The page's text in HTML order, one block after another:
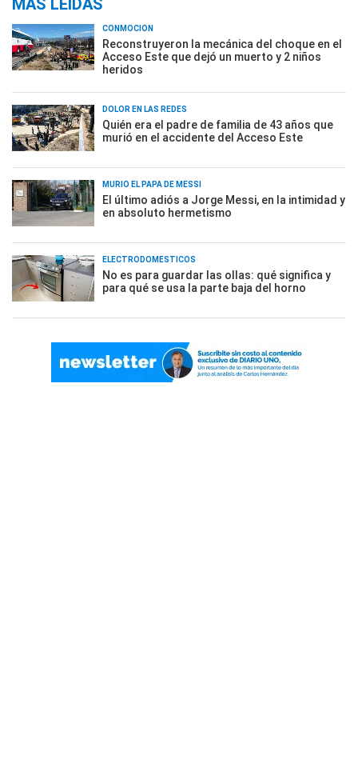
MÁS LEÍDAS
CONMOCIÓN
Reconstruyeron la mecánica del choque en el
Acceso Este que dejó un muerto y 2 niños
heridos
DOLOR EN LAS REDES
Quién era el padre de familia de 43 años que
murió en el accidente del Acceso Este
MURIÓ EL PAPÁ DE MESSI
El último adiós a Jorge Messi, en la intimidad y
en absoluto hermetismo
ELECTRODOMÉSTICOS
No es para guardar las ollas: qué significa y
para qué se usa la parte baja del horno